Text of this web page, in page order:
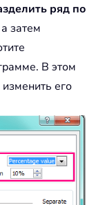
ряд по
затем
В этом
его